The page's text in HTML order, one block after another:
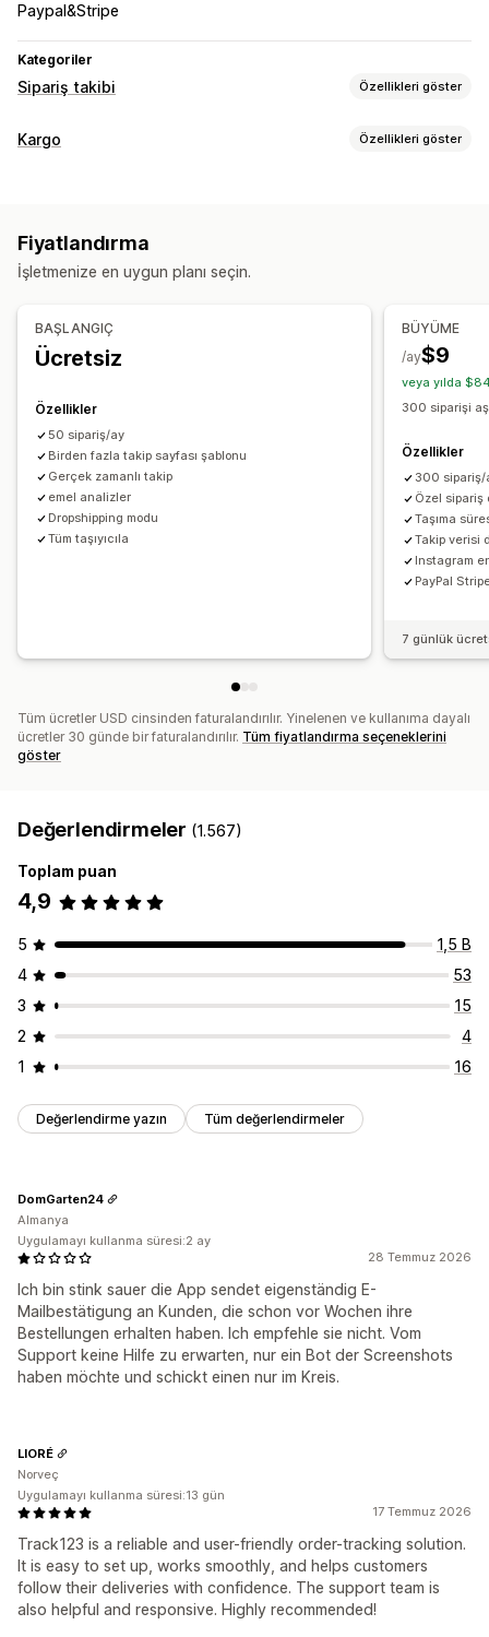
Paypal&Stripe
Kategoriler
Sipariş takibi Özellikleri göster
İzleme
Siparişleri dışa aktarma
Taşıyıcı şirket koruması
Bildirimler
E-posta
Gerçek zamanlı bildirimler
Kargo Özellikleri göster
Taşıyıcı şirket seçimi
Marka öğeli takip sayfası
Fiyatlandırma
İşletmenize en uygun planı seçin.
BAŞLANGIÇ
Ücretsiz
Özellikler
50 sipariş/ay
Birden fazla takip sayfası şablonu
Gerçek zamanlı takip
emel analizler
Dropshipping modu
Tüm taşıyıcıla
BÜYÜME
$9
/ay
veya yılda
300 siparişi
Özellikler
300 sipariş/
Özel sipariş
Taşıma
Takip verisi
Instagram
PayPal
7 günlük
Tüm ücretler USD cinsinden faturalandırılır. Yinelenen ve kullanıma dayalı
ücretler 30 günde bir faturalandırılır. Tüm fiyatlandırma seçeneklerini
göster
Değerlendirmeler (1.567)
Toplam puan
4,9
5
1,5 B
4
53
3
15
2
4
1
16
Değerlendirme yazın Tüm değerlendirmeler
28 Temmuz 2026
Ich bin stink sauer die App sendet eigenständig E-
Mailbestätigung an Kunden, die schon vor Wochen ihre
Bestellungen erhalten haben. Ich empfehle sie nicht. Vom
Support keine Hilfe zu erwarten, nur ein Bot der Screenshots
haben möchte und schickt einen nur im Kreis.
DomGarten24
Almanya
Uygulamayı kullanma süresi:2 ay
17 Temmuz 2026
Track123 is a reliable and user-friendly order-tracking solution.
It is easy to set up, works smoothly, and helps customers
follow their deliveries with confidence. The support team is
also helpful and responsive. Highly recommended!
LIORÉ
Norveç
Uygulamayı kullanma süresi:13 gün